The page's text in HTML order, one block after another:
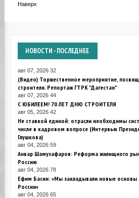
Наверх
НОВОСТИ - ПОСЛЕДНЕЕ
авг 07, 2026 32
(Видео) Торжественное мероприятие,
строителя. Репортаж ГТРК "Дагестан"
авг 07, 2026 44
С ЮБИЛЕЕМ! 70 ЛЕТ ДНЮ СТРОИТЕЛЯ
авг 05, 2026 42
Не ставкой единой: отрасли необходимы
числе в кадровом вопросе (Интервью
Глушкова)
авг 04, 2026 59
Анвар Шамузафаров: Реформа жилищного
Россию
авг 04, 2026 78
Ефим Басин: «Мы закладывали новые основы
России»
авг 04, 2026 65